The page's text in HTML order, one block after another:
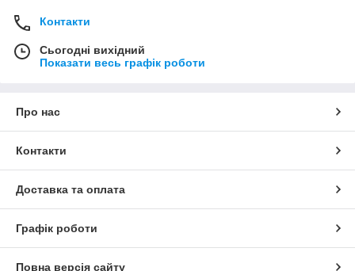
Контакти
Сьогодні вихідний
Показати весь графік роботи
Про нас
Контакти
Доставка та оплата
Графік роботи
Повна версія сайту